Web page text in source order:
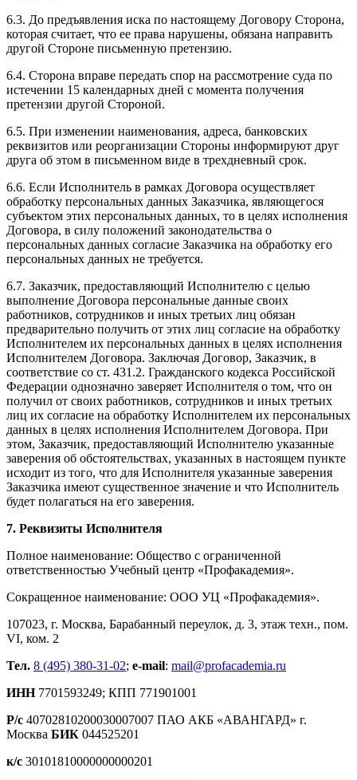
6.3. До предъявления иска по настоящему Договору Сторона,
которая считает, что ее права нарушены, обязана направить
другой Стороне письменную претензию.
6.4. Сторона вправе передать спор на рассмотрение суда по
истечении 15 календарных дней с момента получения
претензии другой Стороной.
6.5. При изменении наименования, адреса, банковских
реквизитов или реорганизации Стороны информируют друг
друга об этом в письменном виде в трехдневный срок.
6.6. Если Исполнитель в рамках Договора осуществляет
обработку персональных данных Заказчика, являющегося
субъектом этих персональных данных, то в целях исполнения
Договора, в силу положений законодательства о
персональных данных согласие Заказчика на обработку его
персональных данных не требуется.
6.7. Заказчик, предоставляющий Исполнителю с целью
выполнение Договора персональные данные своих
работников, сотрудников и иных третьих лиц обязан
предварительно получить от этих лиц согласие на обработку
Исполнителем их персональных данных в целях исполнения
Исполнителем Договора. Заключая Договор, Заказчик, в
соответствие со ст. 431.2. Гражданского кодекса Российской
Федерации однозначно заверяет Исполнителя о том, что он
получил от своих работников, сотрудников и иных третьих
лиц их согласие на обработку Исполнителем их персональных
данных в целях исполнения Исполнителем Договора. При
этом, Заказчик, предоставляющий Исполнителю указанные
заверения об обстоятельствах, указанных в настоящем пункте
исходит из того, что для Исполнителя указанные заверения
Заказчика имеют существенное значение и что Исполнитель
будет полагаться на его заверения.
7. Реквизиты Исполнителя
Полное наименование: Общество с ограниченной
ответственностью Учебный центр «Профакадемия».
Сокращенное наименование: ООО УЦ «Профакадемия».
107023, г. Москва, Барабанный переулок, д. 3, этаж техн., пом.
VI, ком. 2
Тел. 8 (495) 380-31-02; e-mail: mail@profacademia.ru
ИНН 7701593249; КПП 771901001
Р/с 40702810200030007007 ПАО АКБ «АВАНГАРД» г.
Москва БИК 044525201
к/с 30101810000000000201